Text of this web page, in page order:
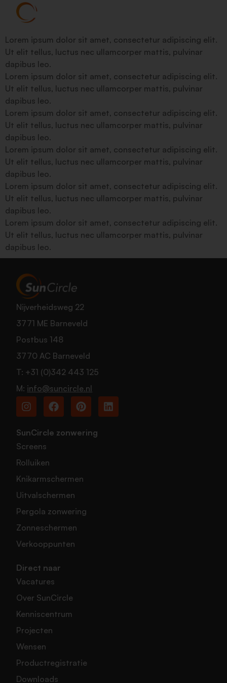
Lorem ipsum dolor sit amet, consectetur adipiscing elit.
Ut elit tellus, luctus nec ullamcorper mattis, pulvinar
dapibus leo.
Lorem ipsum dolor sit amet, consectetur adipiscing elit.
Ut elit tellus, luctus nec ullamcorper mattis, pulvinar
dapibus leo.
Lorem ipsum dolor sit amet, consectetur adipiscing elit.
Ut elit tellus, luctus nec ullamcorper mattis, pulvinar
dapibus leo.
Lorem ipsum dolor sit amet, consectetur adipiscing elit.
Ut elit tellus, luctus nec ullamcorper mattis, pulvinar
dapibus leo.
Lorem ipsum dolor sit amet, consectetur adipiscing elit.
Ut elit tellus, luctus nec ullamcorper mattis, pulvinar
dapibus leo.
Lorem ipsum dolor sit amet, consectetur adipiscing elit.
Ut elit tellus, luctus nec ullamcorper mattis, pulvinar
dapibus leo.
Nijverheidsweg 22
3771 ME Barneveld
Postbus 148
3770 AC Barneveld
T: +31 (0)342 443 125
M: info@suncircle.nl
SunCircle zonwering
Screens
Rolluiken
Knikarmschermen
Uitvalschermen
Pergola zonwering
Zonneschermen
Verkooppunten
Direct naar
Vacatures
Over SunCircle
Kenniscentrum
Projecten
Wensen
Productregistratie
Downloads